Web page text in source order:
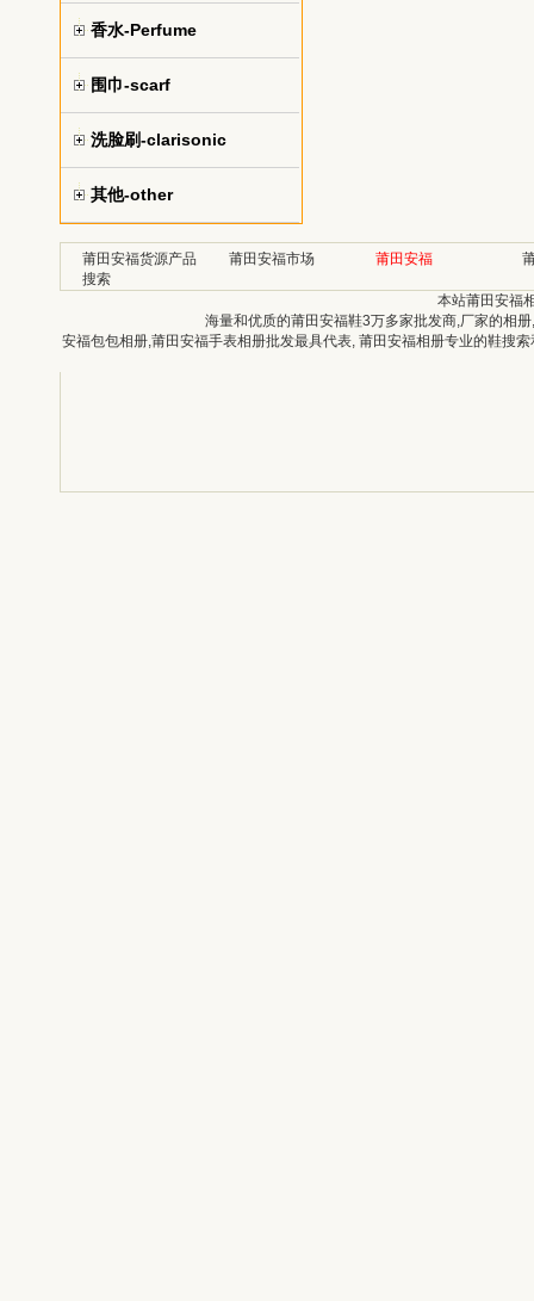
香水-Perfume
围巾-scarf
洗脸刷-clarisonic
其他-other
莆田安福货源产品
搜索
莆田安福市场 莆田安福
本站莆田安福
海量和优质的莆田安福鞋3万多家批发商,厂家的相
安福包包相册,莆田安福手表相册批发最具代表, 莆田安福相册专业的鞋搜